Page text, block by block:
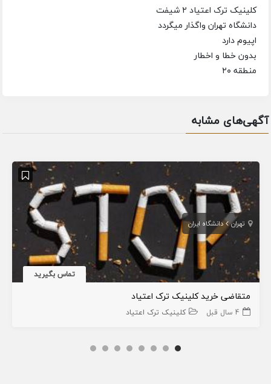
کلینیک ترک اعتیاد ۲ شیفت
دانشگاه تهران واگذار میگردد
اپیوم دارد
بدون خطا و اخطار
منطقه ۲۰
آگهی‌های مشابه
تهران دانشگاه ایران
تماس بگیرید
متقاضی خرید کلینیک ترک اعتیاد
4 سال قبل کلینیک ترک اعتیاد